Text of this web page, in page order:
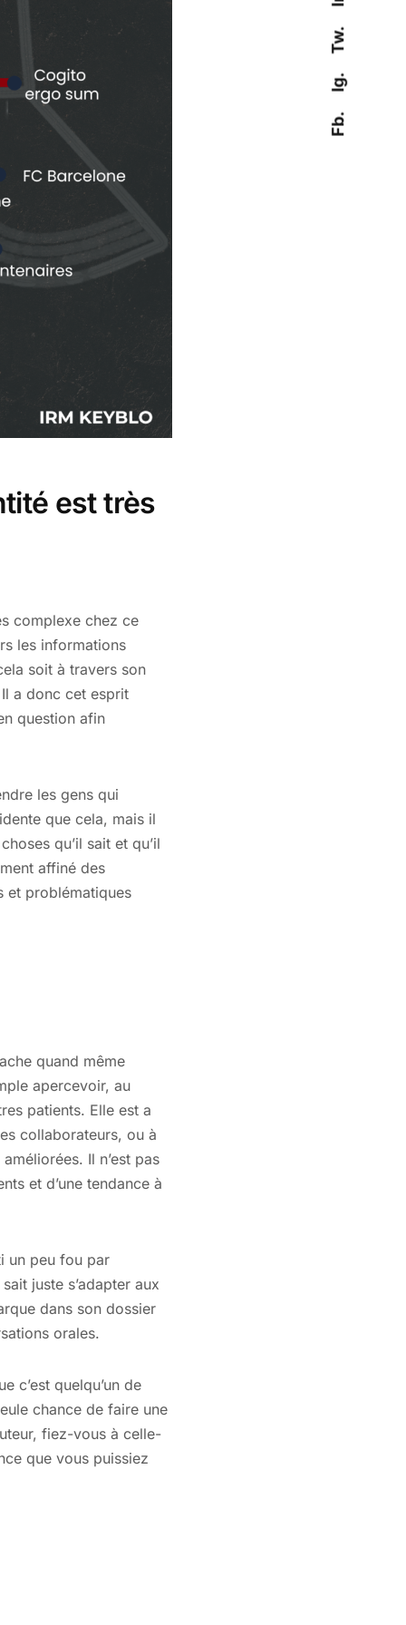
Fb.
Ig.
Tw.
est très
complexe chez ce
les informations
soit à travers son
a donc cet esprit
question afin
les gens qui
que cela, mais il
qu’il sait et qu’il
affiné des
et problématiques
quand même
apercevoir, au
patients. Elle est a
collaborateurs, ou à
Il n’est pas
et d’une tendance à
un peu fou par
juste s’adapter aux
dans son dossier
orales.
c’est quelqu’un de
chance de faire une
fiez-vous à celle-
que vous puissiez